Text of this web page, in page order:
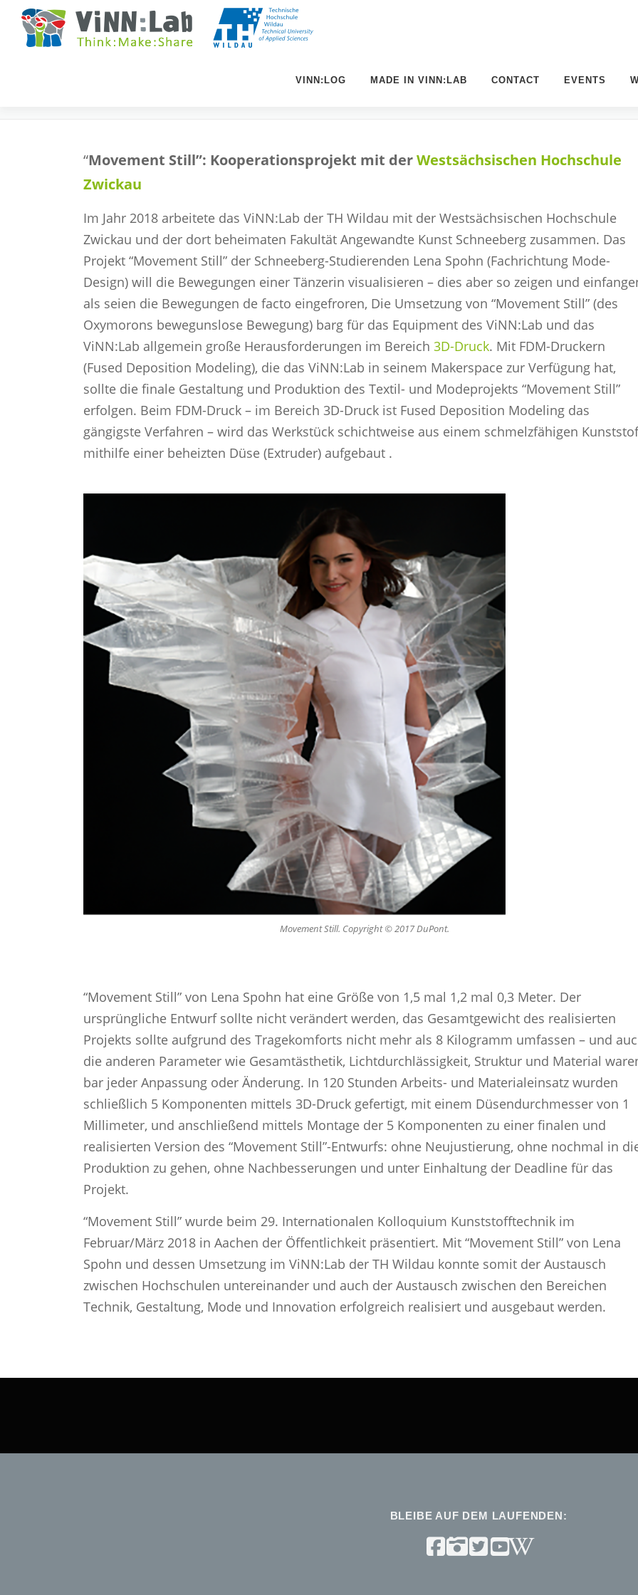
Inhalt
springen
VINN:LOG MADE IN VINN:LAB CONTACT EVENTS
“Movement Still”: Kooperationsprojekt mit derWestsächsischen Hochschule
Zwickau
Im Jahr 2018 arbeitete das ViNN:Lab der TH Wildau mit der Westsächsischen Hochschule
Zwickau und der dort beheimaten Fakultät Angewandte Kunst Schneeberg zusammen. Das
Projekt “Movement Still” der Schneeberg-Studierenden Lena Spohn (Fachrichtung Mode-
Design) will die Bewegungen einer Tänzerin visualisieren – dies aber so zeigen und
als seien die Bewegungen de facto eingefroren, Die Umsetzung von “Movement Still” (des
Oxymorons bewegunslose Bewegung) barg für das Equipment des ViNN:Lab und das
ViNN:Lab allgemein große Herausforderungen im Bereich 3D-Druck. Mit FDM-Druckern
(Fused Deposition Modeling), die das ViNN:Lab in seinem Makerspace zur Verfügung hat,
sollte die finale Gestaltung und Produktion des Textil- und Modeprojekts “Movement Still”
erfolgen. Beim FDM-Druck – im Bereich 3D-Druck ist Fused Deposition Modeling das
gängigste Verfahren – wird das Werkstück schichtweise aus einem schmelzfähigen
mithilfe einer beheizten Düse (Extruder) aufgebaut .
Movement Still. Copyright © 2017 DuPont.
“Movement Still” von Lena Spohn hat eine Größe von 1,5 mal 1,2 mal 0,3 Meter. Der
ursprüngliche Entwurf sollte nicht verändert werden, das Gesamtgewicht des realisierten
Projekts sollte aufgrund des Tragekomforts nicht mehr als 8 Kilogramm umfassen – und
die anderen Parameter wie Gesamtästhetik, Lichtdurchlässigkeit, Struktur und Material
bar jeder Anpassung oder Änderung. In 120 Stunden Arbeits- und Materialeinsatz wurden
schließlich 5 Komponenten mittels 3D-Druck gefertigt, mit einem Düsendurchmesser von 1
Millimeter, und anschließend mittels Montage der 5 Komponenten zu einer finalen und
realisierten Version des “Movement Still”-Entwurfs: ohne Neujustierung, ohne nochmal in
Produktion zu gehen, ohne Nachbesserungen und unter Einhaltung der Deadline für das
Projekt.
“Movement Still” wurde beim 29. Internationalen Kolloquium Kunststofftechnik im
Februar/März 2018 in Aachen der Öffentlichkeit präsentiert. Mit “Movement Still” von Lena
Spohn und dessen Umsetzung im ViNN:Lab der TH Wildau konnte somit der Austausch
zwischen Hochschulen untereinander und auch der Austausch zwischen den Bereichen
Technik, Gestaltung, Mode und Innovation erfolgreich realisiert und ausgebaut werden.
BLEIBE AUF DEM LAUFENDEN: